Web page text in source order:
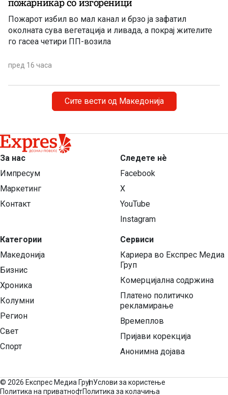
пожарникар со изгореници
Пожарот избил во мал канал и брзо ја зафатил
околната сува вегетација и ливада, а покрај жителите
го гасеа четири ПП-возила
пред 16 часа
Сите вести од Македонија
За нас
Импресум
Маркетинг
Контакт
Категории
Македонија
Бизнис
Хроника
Колумни
Регион
Свет
Спорт
Следете нѐ
Facebook
X
YouTube
Instagram
Сервиси
Кариера во Експрес Медиа
Груп
Комерцијална содржина
Платено политичко
рекламирање
Времеплов
Пријави корекција
Анонимна дојава
© 2026 Експрес Медиа ГрупУслови за користење
Политика на приватностПолитика за колачиња